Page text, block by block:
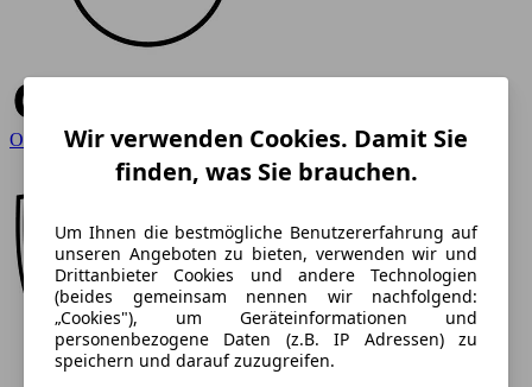
Opel
Wir verwenden Cookies. Damit Sie
finden, was Sie brauchen.
Um Ihnen die bestmögliche Benutzererfahrung auf
unseren Angeboten zu bieten, verwenden wir und
Drittanbieter Cookies und andere Technologien
(beides gemeinsam nennen wir nachfolgend:
„Cookies"), um Geräteinformationen und
personenbezogene Daten (z.B. IP Adressen) zu
speichern und darauf zuzugreifen.